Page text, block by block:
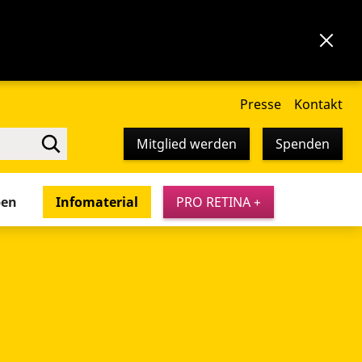
Presse Kontakt
Mitglied werden Spenden
Infomaterial PRO RETINA +